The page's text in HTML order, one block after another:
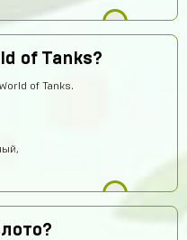
of Tanks?
of Tanks.
11 часов назад